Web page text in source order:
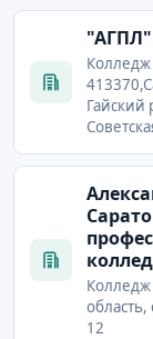
"АГПЛ"
Колледж
Гайский
Колледж
область,
12